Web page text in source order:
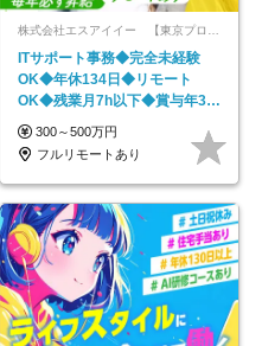
ITサポート事務◆完全未経験
OK◆年休134日◆リモート
OK◆残業月7h以下◆賞与年3回
◆5年目まで必ず昇給
300～500万円
フルリモートあり